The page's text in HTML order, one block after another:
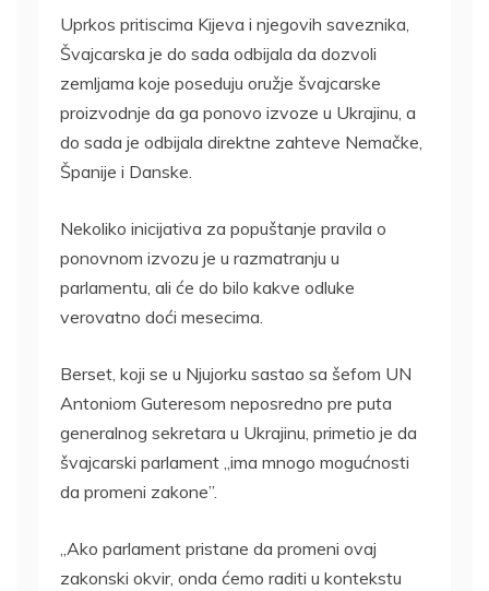
Uprkos pritiscima Kijeva i njegovih saveznika,
Švajcarska je do sada odbijala da dozvoli
zemljama koje poseduju oružje švajcarske
proizvodnje da ga ponovo izvoze u Ukrajinu, a
do sada je odbijala direktne zahteve Nemačke,
Španije i Danske.
Nekoliko inicijativa za popuštanje pravila o
ponovnom izvozu je u razmatranju u
parlamentu, ali će do bilo kakve odluke
verovatno doći mesecima.
Berset, koji se u Njujorku sastao sa šefom UN
Antoniom Guteresom neposredno pre puta
generalnog sekretara u Ukrajinu, primetio je da
švajcarski parlament „ima mnogo mogućnosti
da promeni zakone”.
„Ako parlament pristane da promeni ovaj
zakonski okvir, onda ćemo raditi u kontekstu